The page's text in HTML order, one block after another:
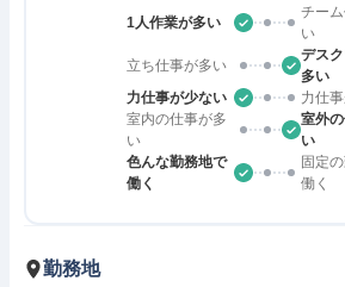
1人作業が多い
チー
い
立ち仕事が多い
デス
多い
力仕事が少ない
力仕
室内の仕事が多
い
室外
い
色んな勤務地で
働く
固定
働く
勤務地